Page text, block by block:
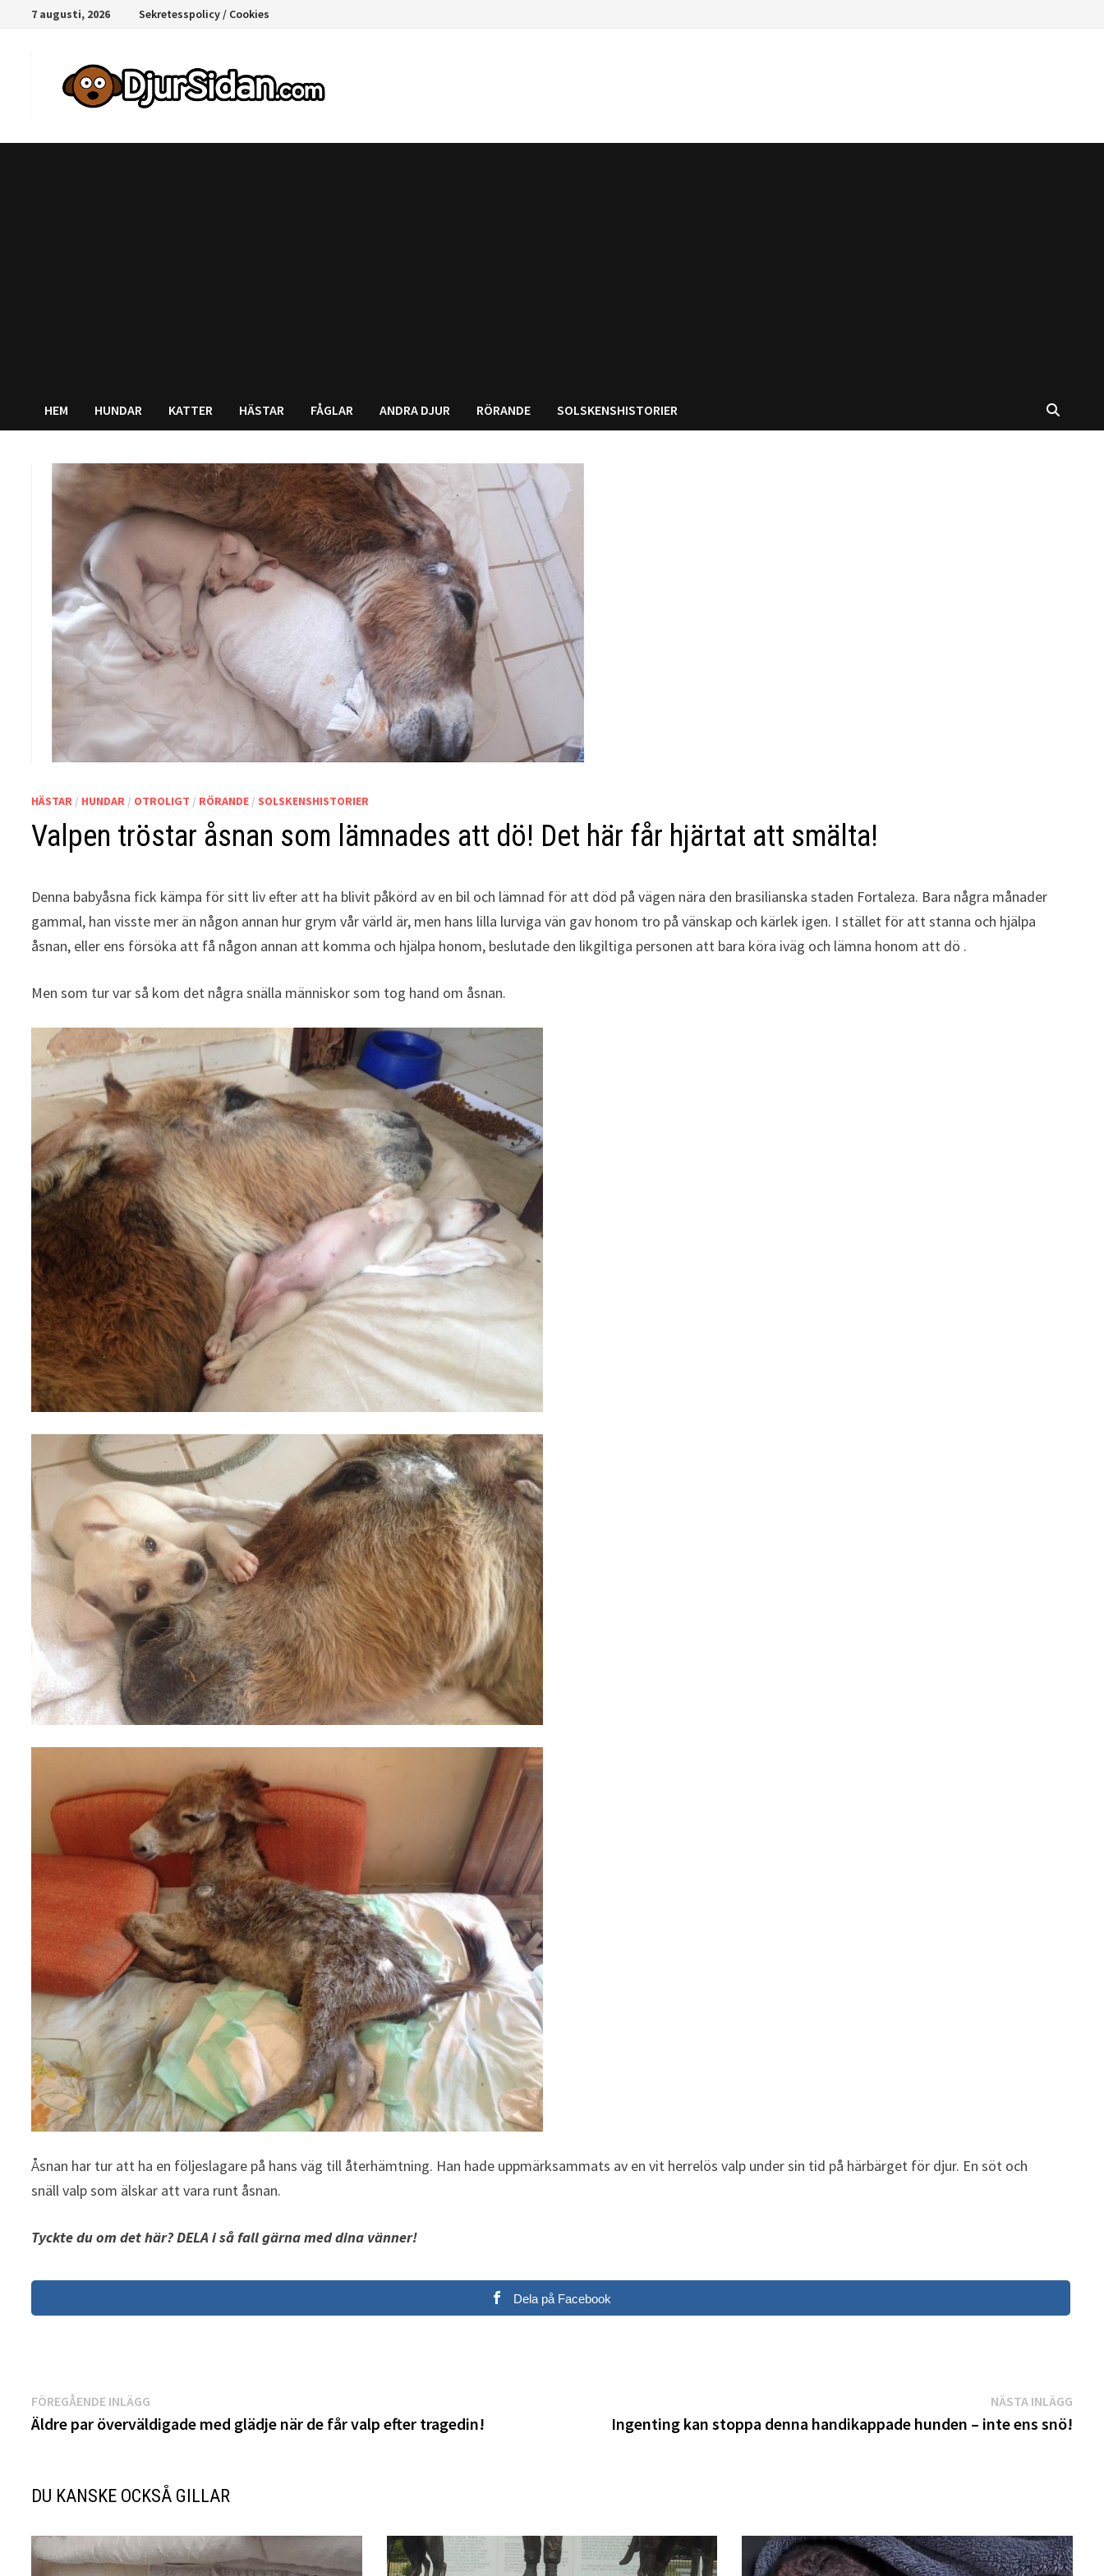
Hoppa7 augusti, 2026 Sekretesspolicy / Cookies
HEM HUNDAR KATTER HÄSTAR FÅGLAR ANDRA DJUR RÖRANDE SOLSKENSHISTORIER
HÄSTAR / HUNDAR / OTROLIGT / RÖRANDE / SOLSKENSHISTORIER
Valpen tröstar åsnan som lämnades att dö! Det här får hjärtat att smälta!
Denna babyåsna fick kämpa för sitt liv efter att ha blivit påkörd av en bil och lämnad för att död på vägen nära den brasilianska staden Fortaleza. Bara några månader
gammal, han visste mer än någon annan hur grym vår värld är, men hans lilla lurviga vän gav honom tro på vänskap och kärlek igen. I stället för att stanna och hjälpa
åsnan, eller ens försöka att få någon annan att komma och hjälpa honom, beslutade den likgiltiga personen att bara köra iväg och lämna honom att dö .
Men som tur var så kom det några snälla människor som tog hand om åsnan.
Åsnan har tur att ha en följeslagare på hans väg till återhämtning. Han hade uppmärksammats av en vit herrelös valp under sin tid på härbärget för djur. En söt och
snäll valp som älskar att vara runt åsnan.
Tyckte du om det här? DELA i så fall gärna med dina vänner!
Dela på Facebook
Inläggsnavigering
FÖREGÅENDE INLÄGG
inlägg:
Äldre par överväldigade med glädje när de får valp efter tragedin!
NÄSTA INLÄGG
Ingenting kan stoppa denna handikappade hunden – inte ens snö!
DU KANSKE OCKSÅ GILLAR